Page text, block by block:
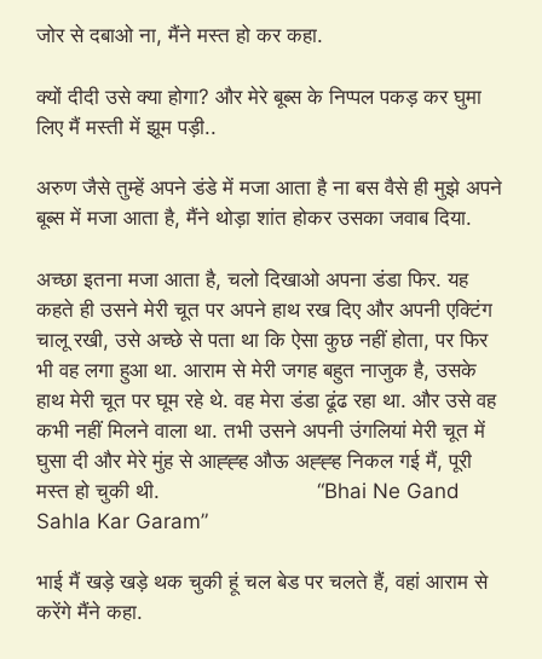
जोर से दबाओ ना, मैंने मस्त हो कर कहा.
क्यों दीदी उसे क्या होगा? और मेरे बूब्स के निप्पल पकड़ कर घुमा
लिए मैं मस्ती में झूम पड़ी..
अरुण जैसे तुम्हें अपने डंडे में मजा आता है ना बस वैसे ही मुझे अपने
बूब्स में मजा आता है, मैंने थोड़ा शांत होकर उसका जवाब दिया.
अच्छा इतना मजा आता है, चलो दिखाओ अपना डंडा फिर. यह
कहते ही उसने मेरी चूत पर अपने हाथ रख दिए और अपनी एक्टिंग
चालू रखी, उसे अच्छे से पता था कि ऐसा कुछ नहीं होता, पर फिर
भी वह लगा हुआ था. आराम से मेरी जगह बहुत नाजुक है, उसके
हाथ मेरी चूत पर घूम रहे थे. वह मेरा डंडा ढूंढ रहा था. और उसे वह
कभी नहीं मिलने वाला था. तभी उसने अपनी उंगलियां मेरी चूत में
घुसा दी और मेरे मुंह से आह्ह्ह औऊ अह्ह्ह निकल गई मैं, पूरी
मस्त हो चुकी थी. “Bhai Ne Gand
Sahla Kar Garam”
भाई मैं खड़े खड़े थक चुकी हूं चल बेड पर चलते हैं, वहां आराम से
करेंगे मैंने कहा.